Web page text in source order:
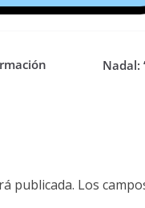
Nadal:
publicada. Los